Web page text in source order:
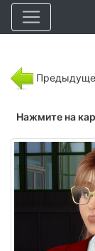
Нажмите на